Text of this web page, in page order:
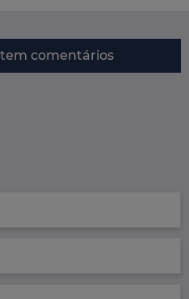
comentários